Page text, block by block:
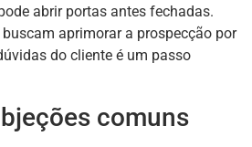
abrir portas antes fechadas.
aprimorar a prospecção por
do cliente é um passo
comuns